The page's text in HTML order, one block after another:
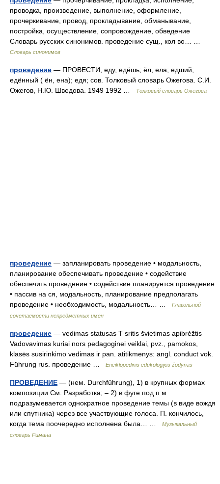
проводка, произведение, выполнение, оформление,
прочеркивание, провод, прокладывание, обманывание,
постройка, осуществление, сопровождение, обведение
Словарь русских синонимов. проведение сущ., кол во… …
Словарь синонимов
проведение — ПРОВЕСТИ, еду, едёшь; ёл, ела; едший;
едённый ( ён, ена); едя; сов. Толковый словарь Ожегова. С.И.
Ожегов, Н.Ю. Шведова. 1949 1992 …
Толковый словарь Ожегова
проведение — запланировать проведение • модальность,
планирование обеспечивать проведение • содействие
обеспечить проведение • содействие планируется проведение
• пассив на ся, модальность, планирование предполагать
проведение • необходимость, модальность… …
Глагольной
сочетаемости непредметных имён
проведение — vedimas statusas T sritis švietimas apibrėžtis
Vadovavimas kuriai nors pedagoginei veiklai, pvz., pamokos,
klasės susirinkimo vedimas ir pan. atitikmenys: angl. conduct vok.
Führung rus. проведение …
Enciklopedinis edukologijos žodynas
ПРОВЕДЕНИЕ — (нем. Durchführung), 1) в крупных формах
композиции См. Разработка; – 2) в фуге под п м
подразумевается однократное проведение темы (в виде вождя
или спутника) через все участвующие голоса. П. кончилось,
когда тема поочередно исполнена была… …
Музыкальный
словарь Римана